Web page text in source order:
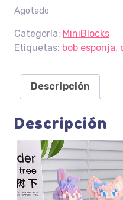
Agotado
Categoría: MiniBlocks
Etiquetas: bob esponja,
Descripción
Descripción